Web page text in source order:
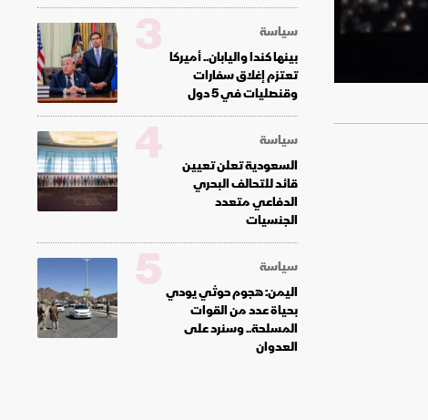
سياسة
بينها كندا واليابان.. أميركا
تعتزم إغلاق سفارات
وقنصليات في 5 دول
3
سياسة
السعودية تعلن تعيين
قائد للتحالف البحري
الدفاعي متعدد
الجنسيات
4
سياسة
اليمن: هجوم حوثي يودي
بحياة عدد من القوات
المسلحة.. وسنرد على
العدوان
5